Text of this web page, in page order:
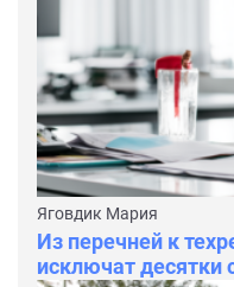
Яговдик Мария
Из перечней к
исключат десятки